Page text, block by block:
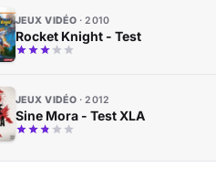
JEUX VIDÉO 2010
Rocket Knight - Test
JEUX VIDÉO 2012
Sine Mora - Test XLA